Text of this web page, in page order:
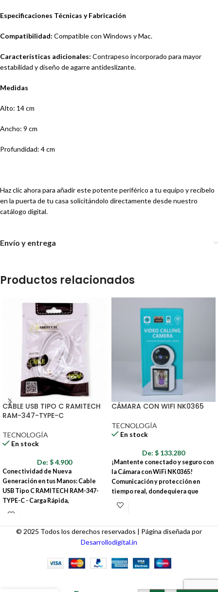
Especificaciones Técnicas y Fabricación
Compatibilidad: Compatible con Windows y Mac.
Características adicionales: Contrapeso incorporado para mayor
estabilidad y diseño de agarre antideslizante.
Medidas
Alto: 14 cm
Ancho: 9 cm
Profundidad: 4 cm
Haz clic ahora para añadir este potente periférico a tu equipo y recíbelo
en la puerta de tu casa solicitándolo directamente desde nuestro
catálogo digital.
Envío y entrega
Productos relacionados
CABLE USB TIPO C RAMITECH
RAM-347-TYPE-C
TECNOLOGÍA
En stock
De: $4.900
Conectividad de Nueva
Generación en tus Manos: Cable
USB Tipo C RAMITECH RAM-347-
TYPE-C - Carga Rápida,
Transferencia Eficiente y la Calidad
¿Buscas un cable USB Tipo C que
combine un rendimiento excepcional
caracterizan a la marca RAMITECH? El
CÁMARA CON WIFI NK0365
TECNOLOGÍA
En stock
De: $ 133.280
¡Mantente conectado y seguro con
la Cámara con WiFi NK0365!
Comunicación y protección en
tiempo real, dondequiera que
estés.
solución inteligente que combina
videollamadas de alta definición con
funciones de seguridad avanzadas,
de usar.
© 2025 Todos los derechos reservados | Página diseñada por
Desarrollodigital.in